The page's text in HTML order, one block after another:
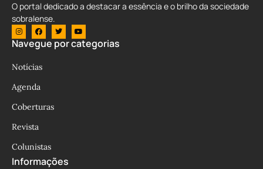
O portal dedicado a destacar a essência e o brilho da sociedade
sobralense.
Navegue por categorias
Notícias
Agenda
Coberturas
Revista
Colunistas
Informações